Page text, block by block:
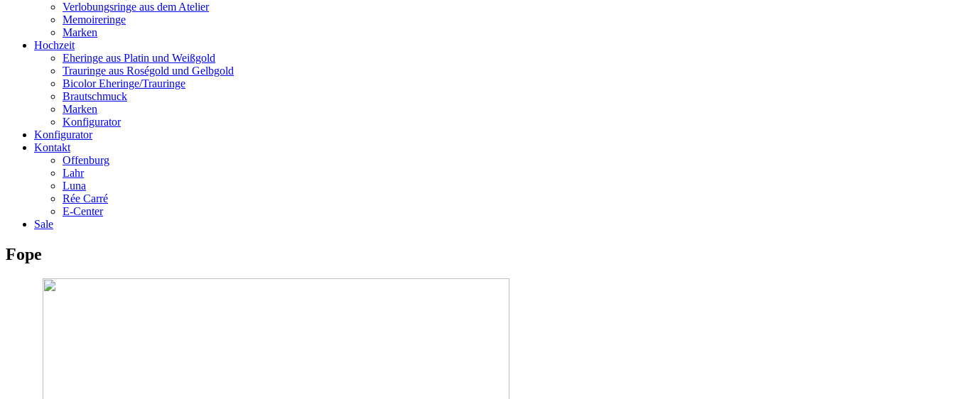
Verlobungsringe aus dem Atelier
Memoireringe
Marken
Hochzeit
Eheringe aus Platin und Weißgold
Trauringe aus Roségold und Gelbgold
Bicolor Eheringe/Trauringe
Brautschmuck
Marken
Konfigurator
Konfigurator
Kontakt
Offenburg
Lahr
Luna
Rée Carré
E-Center
Sale
Fope